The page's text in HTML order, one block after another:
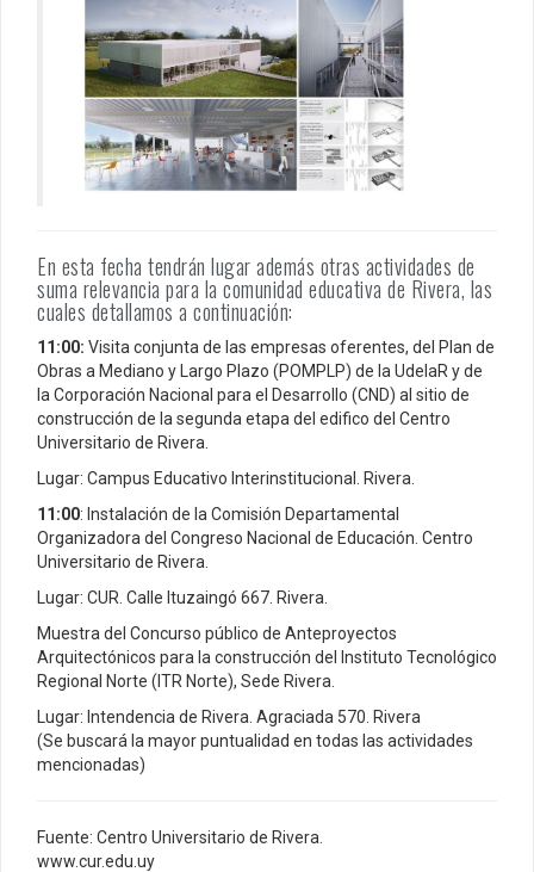
En esta fecha tendrán lugar además otras actividades de
suma relevancia para la comunidad educativa de Rivera, las
cuales detallamos a continuación:
11:00: Visita conjunta de las empresas oferentes, del Plan de
Obras a Mediano y Largo Plazo (POMPLP) de la UdelaR y de
la Corporación Nacional para el Desarrollo (CND) al sitio de
construcción de la segunda etapa del edifico del Centro
Universitario de Rivera.
Lugar: Campus Educativo Interinstitucional. Rivera.
11:00: Instalación de la Comisión Departamental
Organizadora del Congreso Nacional de Educación. Centro
Universitario de Rivera.
Lugar: CUR. Calle Ituzaingó 667. Rivera.
Muestra del Concurso público de Anteproyectos
Arquitectónicos para la construcción del Instituto Tecnológico
Regional Norte (ITR Norte), Sede Rivera.
Lugar: Intendencia de Rivera. Agraciada 570. Rivera
(Se buscará la mayor puntualidad en todas las actividades
mencionadas)
Fuente: Centro Universitario de Rivera.
www.cur.edu.uy